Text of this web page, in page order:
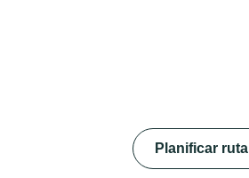
Planificar ruta